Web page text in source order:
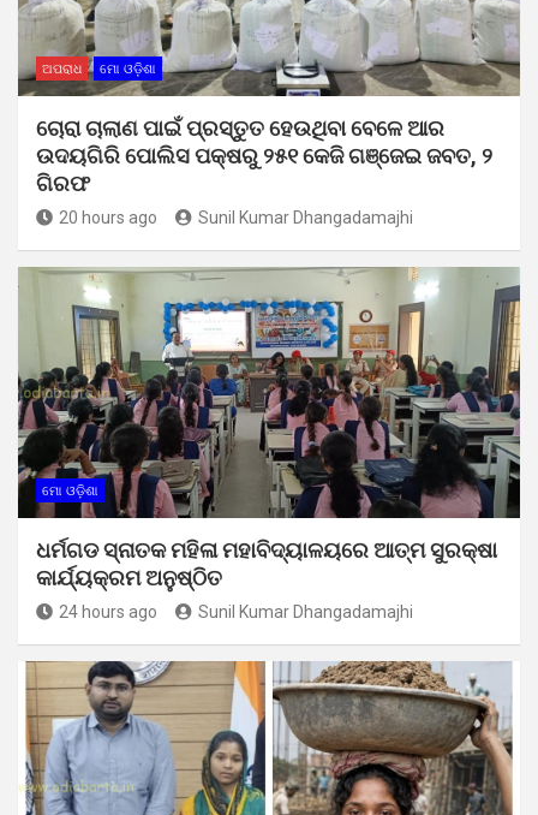
ଅପରାଧ ମୋ ଓଡ଼ିଶା
ଚୋରା ଚାଲାଣ ପାଇଁ ପ୍ରସ୍ତୁତ ହେଉଥିବା ବେଳେ ଆର
ଉଦୟଗିରି ପୋଲିସ ପକ୍ଷରୁ ୨୫୧ କେଜି ଗଞ୍ଜେଇ ଜବତ, ୨
ଗିରଫ
20 hours ago Sunil Kumar Dhangadamajhi
ମୋ ଓଡ଼ିଶା
ଧର୍ମଗଡ ସ୍ନାତକ ମହିଳା ମହାବିଦ୍ୟାଳୟରେ ଆତ୍ମ ସୁରକ୍ଷା
କାର୍ଯ୍ୟକ୍ରମ ଅନୁଷ୍ଠିତ
24 hours ago Sunil Kumar Dhangadamajhi